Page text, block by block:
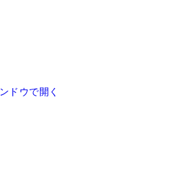
ドウで開く